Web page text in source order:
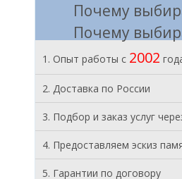
Почему
Почему
1. Опыт работы с 2002
2. Доставка по России
3. Подбор и заказ услуг
4. Предоставляем эскиз
5. Гарантии по договору